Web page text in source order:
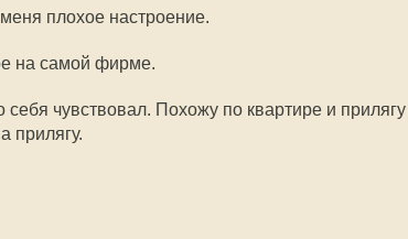
плохое настроение.
на самой фирме.
чувствовал. Похожу по квартире и прилягу
прилягу.